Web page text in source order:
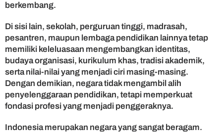
berkembang.
Di sisi lain, sekolah, perguruan tinggi, madrasah,
pesantren, maupun lembaga pendidikan lainnya tetap
memiliki keleluasaan mengembangkan identitas,
budaya organisasi, kurikulum khas, tradisi akademik,
serta nilai-nilai yang menjadi ciri masing-masing.
Dengan demikian, negara tidak mengambil alih
penyelenggaraan pendidikan, tetapi memperkuat
fondasi profesi yang menjadi penggeraknya.
Indonesia merupakan negara yang sangat beragam.